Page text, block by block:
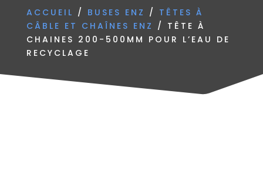
ACCUEIL / BUSES ENZ / TÊTES À
CÂBLE ET CHAÎNES ENZ / TÊTE À
CHAINES 200-500MM POUR L’EAU DE
RECYCLAGE